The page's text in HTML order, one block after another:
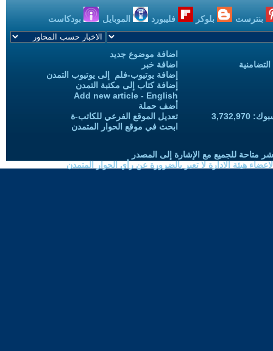
بنترست بلوكر فليبورد الموبايل بودكاست
اضافة موضوع جديد
اضافة خبر
إضافة يوتيوب-فلم إلى يوتيوب التمدن
إضافة كتاب إلى مكتبة التمدن
Add new article - English
أضف حملة
تعديل الموقع الفرعي للكاتب-ة
ابحث في موقع الحوار المتمدن
متاحة للجميع مع الإشارة إلى المصدر
هيئة الادارة لا تعبر بالضرورة عن رأي الحوار المتمدن